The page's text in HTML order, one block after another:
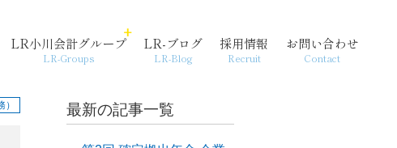
LR小川会計グループ
LR-Groups
LR-ブログ
LR-Blog
採用情報
Recruit
お問い合わせ
Contact
最新の記事一覧